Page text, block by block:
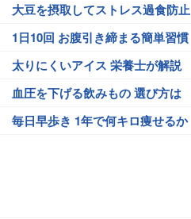
大豆を摂取してストレス過食防止
1日10回 お腹引き締まる簡単習慣
太りにくいアイス 栄養士が解説
血圧を下げる飲みもの 選び方は
毎日早歩き 1年で何キロ痩せるか